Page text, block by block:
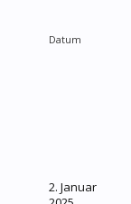
Datum
2. Januar